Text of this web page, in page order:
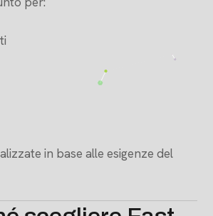
in base alle esigenze del